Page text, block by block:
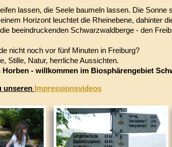
lassen, die Seele baumeln lassen. Die Sonne
Horizont leuchtet die Rheinebene, dahinter
beeindruckenden Schwarzwaldberge - den
nicht noch vor fünf Minuten in Freiburg?
Stille, Natur, herrliche Aussichten.
Horben - willkommen im Biosphärengebiet
unseren Impressionsvideos